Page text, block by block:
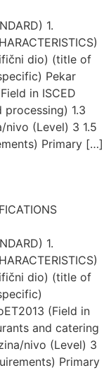
1.
dio) (title of
Pekar
in ISCED
processing) 1.3
nivo (Level) 3 1.5
Primary […]
1.
dio) (title of
(Field in
and catering
nivo (Level) 3
Primary